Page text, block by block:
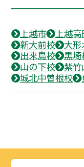
上越市 上越
新大前校
大
出来島校
黒埼
山の下校
紫
城北中曽根校